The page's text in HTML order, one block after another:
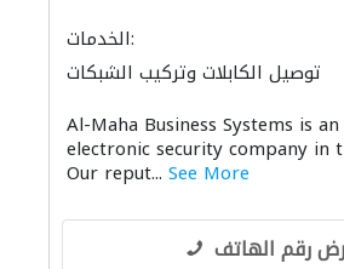
الخدمات:
توصيل الكابلات وتركيب الشبكات
أنظمة الاتصالات الصوتيات
Al-Maha Business Systems is
electronic security company in
Our reput... See More
رقم الهاتف